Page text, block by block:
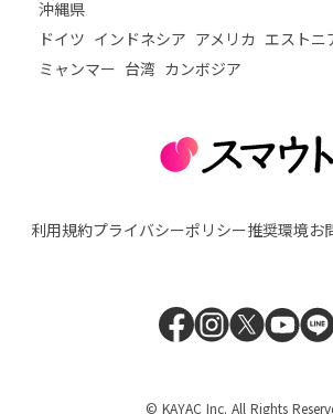
沖縄県
ドイツ インドネシア アメリカ エストニ
ミャンマー 台湾 カンボジア
利用規約プライバシーポリシー推奨環境お
© KAYAC Inc. All Rights